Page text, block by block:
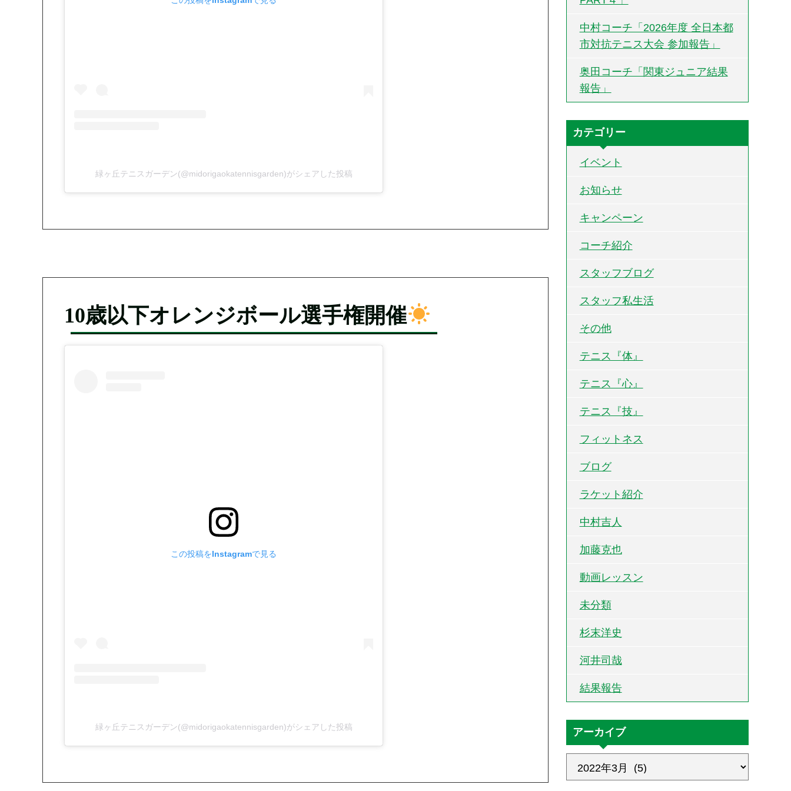
緑ヶ丘テニスガーデン(@midorigaokatennisgarden)がシェアした投稿
10歳以下オレンジボール選手権開催
この投稿をInstagramで見る
緑ヶ丘テニスガーデン(@midorigaokatennisgarden)がシェアした投稿
中村コーチ「2026年度 全日本都
市対抗テニス大会 参加報告」
奥田コーチ「関東ジュニア結果
報告」
カテゴリー
イベント
お知らせ
キャンペーン
コーチ紹介
スタッフブログ
スタッフ私生活
その他
テニス『体』
テニス『心』
テニス『技』
フィットネス
ブログ
ラケット紹介
中村吉人
加藤克也
動画レッスン
未分類
杉末洋史
河井司哉
結果報告
アーカイブ